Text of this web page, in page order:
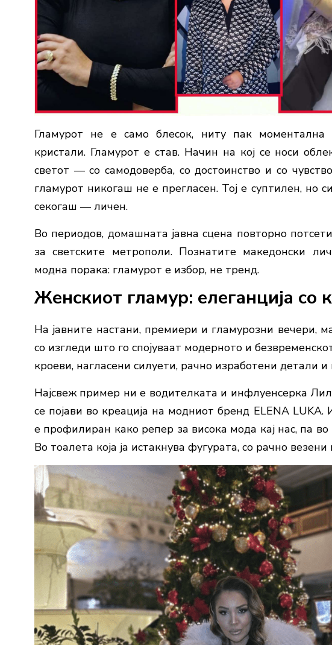
Гламурот не е само блесок, ниту пак
кристали. Гламурот е став. Начин на кој се носи
светот — со самодоверба, со достоинство и со
гламурот никогаш не е прегласен. Тој е суптилен, но
секогаш — личен.
Во периодов, домашната јавна сцена повторно
за светските метрополи. Познатите македонски
модна порака: гламурот е избор, не тренд.
Женскиот гламур: елеганција со
На јавните настани, премиери и гламурозни вечери,
со изгледи што го спојуваат модерното и
кроеви, нагласени силуети, рачно изработени детали
Најсвеж пример ни е водителката и инфлуенсерка
се појави во креација на модниот бренд ELENA
е профилиран како репер за висока мода кај нас, па
Во тоалета која ја истакнува фугурата, со рачно везени